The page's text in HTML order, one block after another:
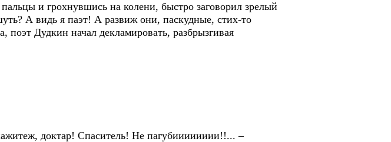
и грохнувшись на колени, быстро заговорил зрелый
А видь я паэт! А развиж они, паскудные, стих-то
Дудкин начал декламировать, разбрызгивая
доктар! Спаситель! Не пагубииииииии!!... –